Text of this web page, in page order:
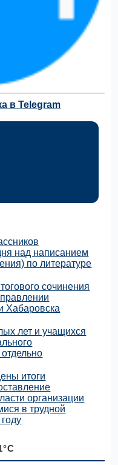
в Telegram
над написанием
по литературе
сочинения
Хабаровска
лет и учащихся
итоги
организации
в трудной